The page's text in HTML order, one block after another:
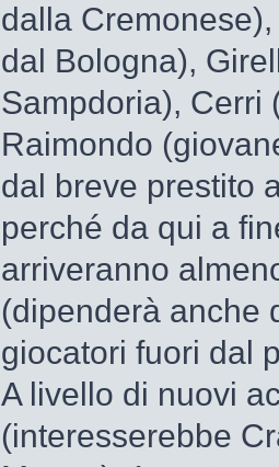
dalla
dal Bologna),
Sampdoria), Cerri
Raimondo
dal breve prestito
perché da qui a
arriveranno
(dipenderà anche
giocatori fuori dal
A livello di nuovi
(interesserebbe